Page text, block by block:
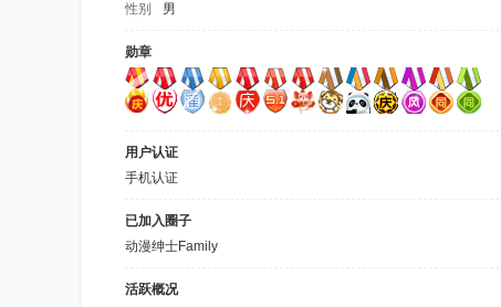
性别 男
勋章
用户认证
手机认证
已加入圈子
动漫绅士Family
活跃概况